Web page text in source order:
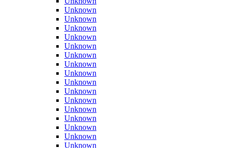
Unknown
Unknown
Unknown
Unknown
Unknown
Unknown
Unknown
Unknown
Unknown
Unknown
Unknown
Unknown
Unknown
Unknown
Unknown
Unknown